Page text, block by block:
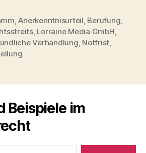
,Anerkenntnisurteil, Berufung,
, Lorraine Media GmbH,
Verhandlung, Notfrist,
Beispiele im